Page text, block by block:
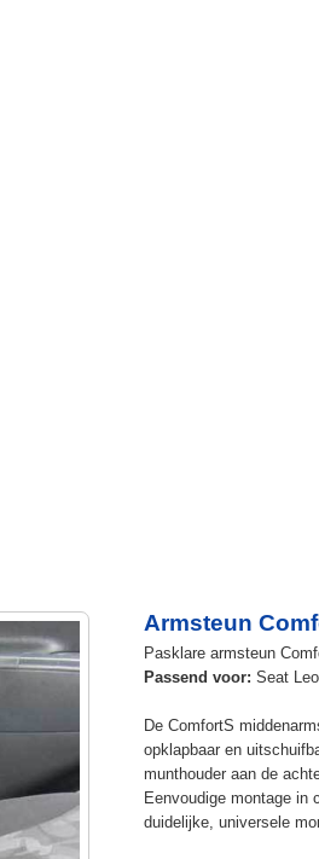
Armsteun
Pasklare armsteun
Passend voor: Seat
De ComfortS
opklapbaar en
munthouder aan de
Eenvoudige montage in
duidelijke, universele